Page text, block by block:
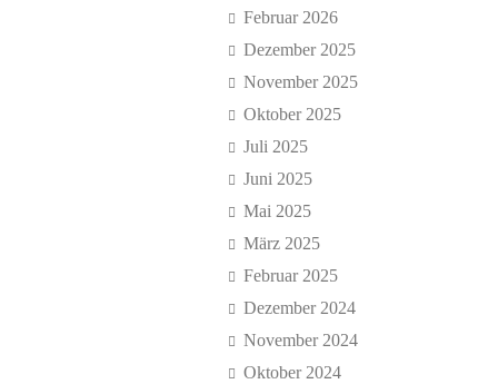
Februar 2026
Dezember 2025
November 2025
Oktober 2025
Juli 2025
Juni 2025
Mai 2025
März 2025
Februar 2025
Dezember 2024
November 2024
Oktober 2024